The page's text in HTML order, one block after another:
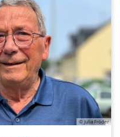
© Julia Fröder